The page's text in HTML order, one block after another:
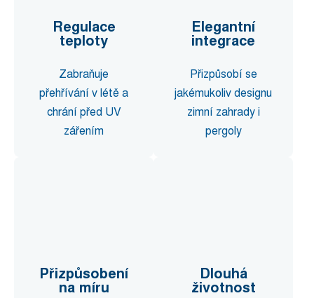
Regulace
teploty
Zabraňuje
přehřívání v létě a
chrání před UV
zářením
Elegantní
integrace
Přizpůsobí se
jakémukoliv designu
zimní zahrady i
pergoly
Přizpůsobení
na míru
Dlouhá
životnost